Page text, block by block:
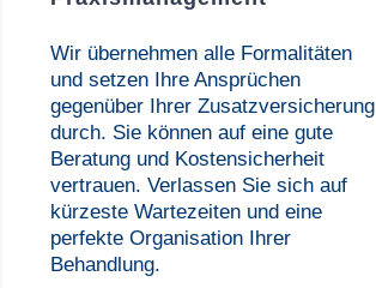
Wir übernehmen alle Formalitäten
und setzen Ihre Ansprüchen
gegenüber Ihrer Zusatzversicherung
durch. Sie können auf eine gute
Beratung und Kostensicherheit
vertrauen. Verlassen Sie sich auf
kürzeste Wartezeiten und eine
perfekte Organisation Ihrer
Behandlung.